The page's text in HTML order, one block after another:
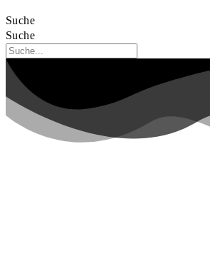
Suche
Suche